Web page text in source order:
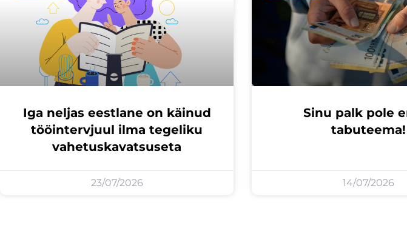
Iga neljas eestlane on käinud
tööintervjuul ilma tegeliku
vahetuskavatsuseta
23/07/2026
Sinu palk pole
tabuteema!
14/07/2026